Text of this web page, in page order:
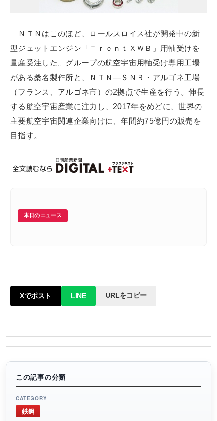
ＮＴＮはこのほど、ロールスロイス社が開発中の新
型ジェットエンジン「ＴｒｅｎｔＸＷＢ」用軸受けを
量産受注した。グループの航空宇宙用軸受け専用工場
がある桑名製作所と、ＮＴＮ―ＳＮＲ・アルゴネ工場
（フランス、アルゴネ市）の2拠点で生産を行う。伸長
する航空宇宙産業に注力し、2017年をめどに、世界の
主要航空宇宙関連企業向けに、年間約75億円の販売を
目指す。
本日のニュース
Xでポスト LINE URLをコピー
この記事の分類
CATEGORY
鉄鋼